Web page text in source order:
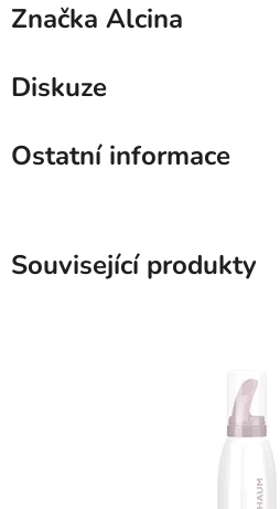
Značka Alcina
Diskuze
Ostatní informace
Související produkty